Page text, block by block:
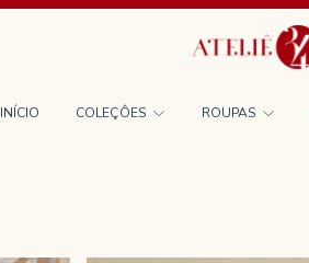
INÍCIO COLEÇÔES ROUPAS